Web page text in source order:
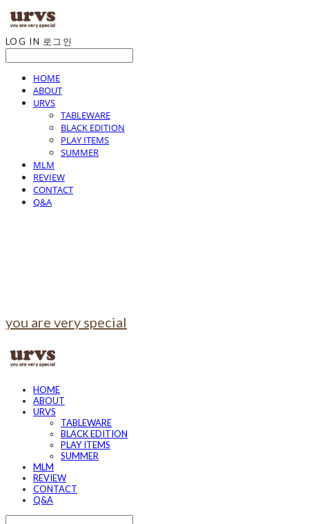
LOG IN 로그인
HOME
ABOUT
URVS
TABLEWARE
BLACK EDITION
PLAY ITEMS
SUMMER
MLM
REVIEW
CONTACT
Q&A
you are very special
HOME
ABOUT
URVS
TABLEWARE
BLACK EDITION
PLAY ITEMS
SUMMER
MLM
REVIEW
CONTACT
Q&A